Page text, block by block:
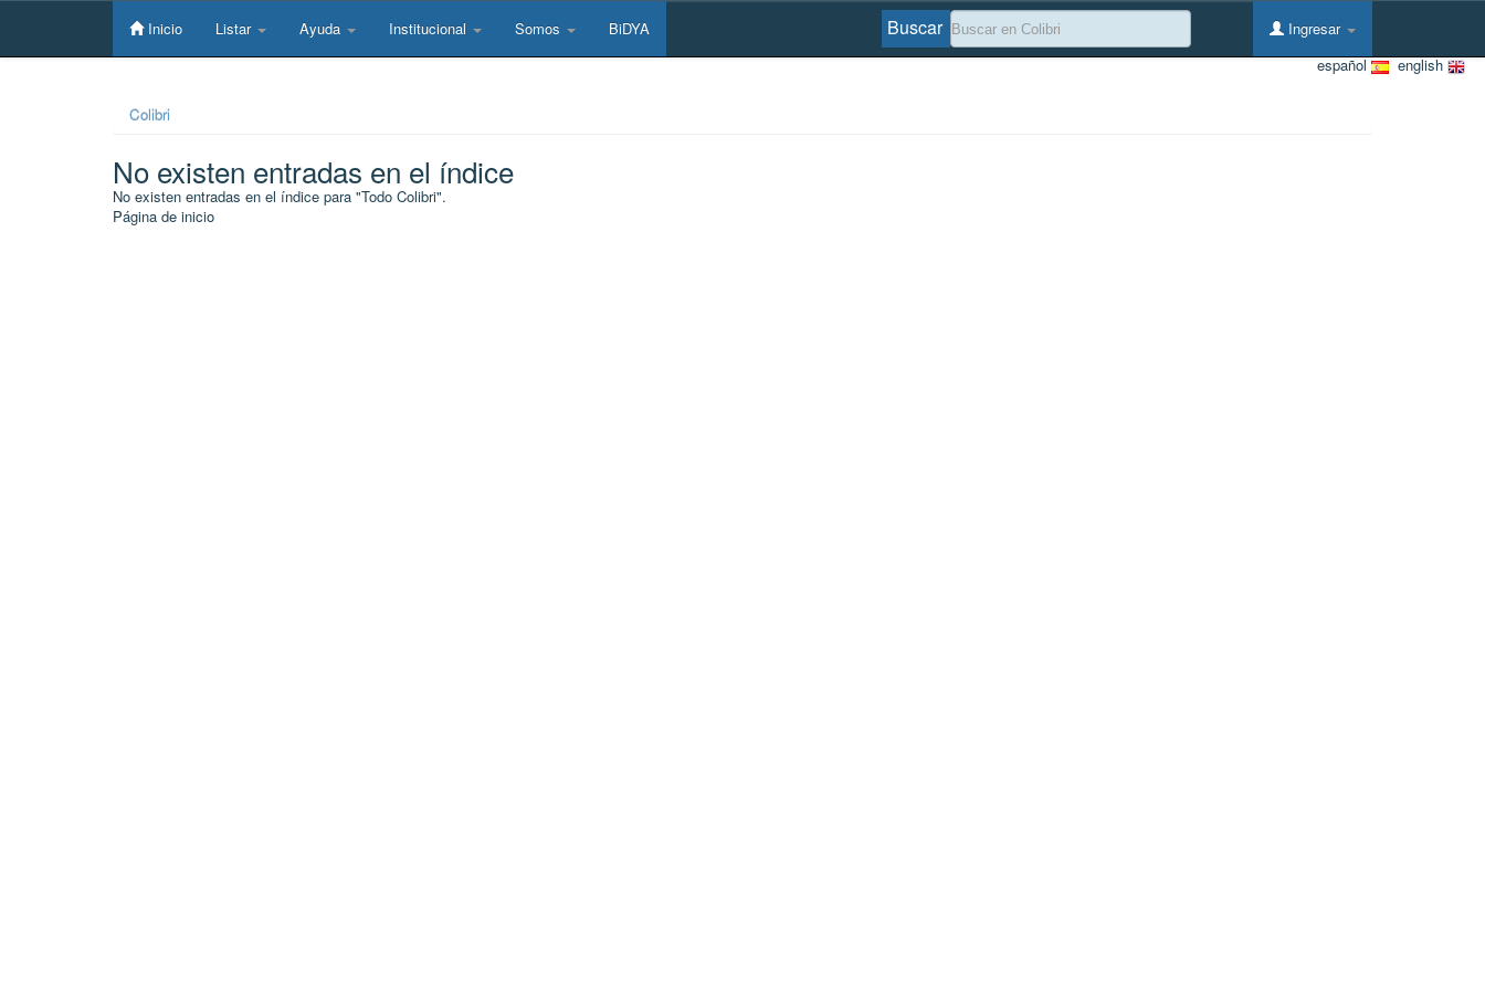
Skip
Inicio Listar Ayuda Institucional Somos BiDYA Ingresar
Buscar
english
español
Colibri
No existen entradas en el índice
No existen entradas en el índice para "Todo Colibri".
Página de inicio